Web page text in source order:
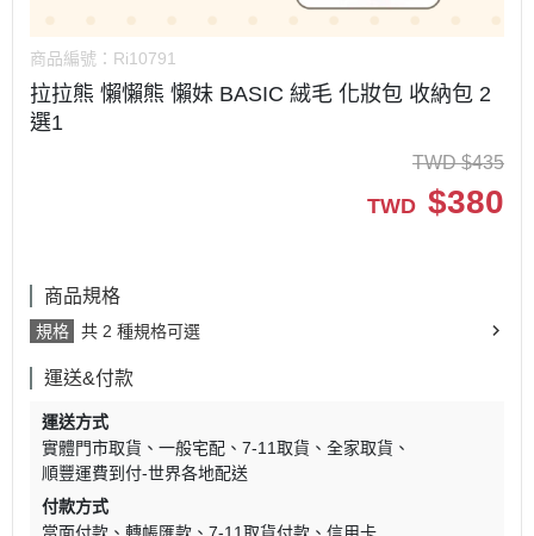
商品編號： Ri10791
拉拉熊 懶懶熊 懶妹 BASIC 絨毛 化妝包 收納包 2
選1
TWD $435
TWD $380
商品規格
規格 共 2 種規格可選
運送&付款
運送方式
實體門市取貨
一般宅配 7-11取貨
全家取貨
順豐運費到付-世界各地配送
付款方式